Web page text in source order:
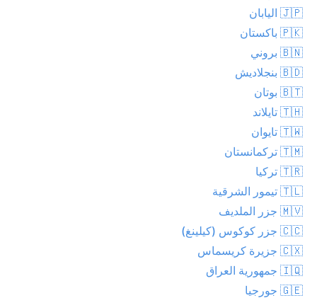
🇯🇵 اليابان
🇵🇰 باكستان
🇧🇳 بروني
🇧🇩 بنجلاديش
🇧🇹 بوتان
🇹🇭 تايلاند
🇹🇼 تايوان
🇹🇲 تركمانستان
🇹🇷 تركيا
🇹🇱 تيمور الشرقية
🇲🇻 جزر الملديف
🇨🇨 جزر كوكوس (كيلينغ)
🇨🇽 جزيرة كريسماس
🇮🇶 جمهورية العراق
🇬🇪 جورجيا